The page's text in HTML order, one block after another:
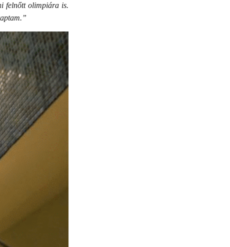
felnőtt olimpiára is.